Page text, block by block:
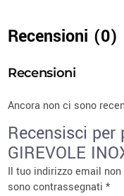
Recensioni (0)
Recensioni
Ancora non ci sono
Recensisci per
GIREVOLE
Il tuo indirizzo email
sono contrassegnati*